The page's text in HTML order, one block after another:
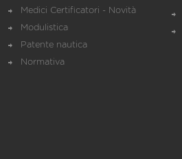
Medici Certificatori - Novità
Modulistica
Patente nautica
Normativa